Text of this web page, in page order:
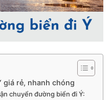
giá rẻ, nhanh chóng
chuyển đường biển đi Ý: